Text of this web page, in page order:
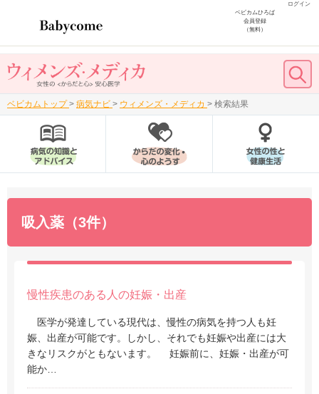
ログイン
ベビカムひろば
会員登録
（無料）
ベビカムトップ > 病気ナビ > ウィメンズ・メディカ > 検索結果
吸入薬（3件）
慢性疾患のある人の妊娠・出産
医学が発達している現代は、慢性の病気を持つ人も妊
娠、出産が可能です。しかし、それでも妊娠や出産には大
きなリスクがともないます。 妊娠前に、妊娠・出産が可
能か…